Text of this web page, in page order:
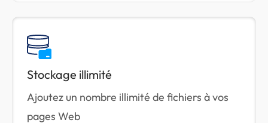
Stockage illimité
Ajoutez un nombre illimité de fichiers à vos
pages Web